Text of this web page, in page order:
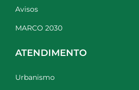
Avisos
MARCO 2030
ATENDIMENTO
Urbanismo